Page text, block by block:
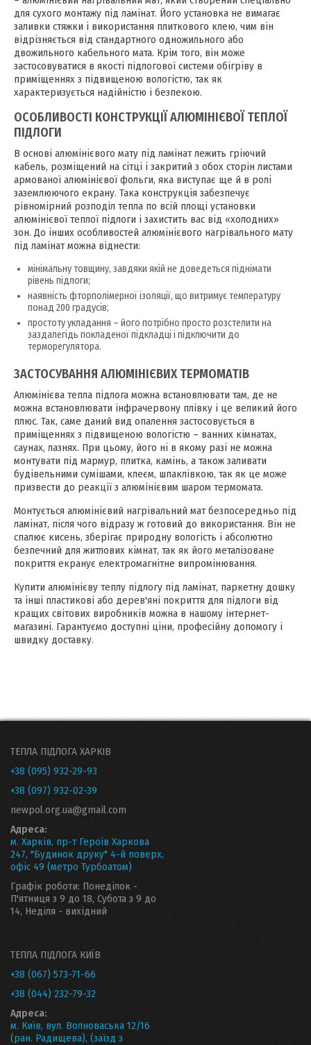
для сухого монтажу під ламінат. Його установка не вимагає
заливки стяжки і використання плиткового клею, чим він
відрізняється від стандартного одножильного або
двожильного кабельного мата. Крім того, він може
застосовуватися в якості підлогової системи обігріву в
приміщеннях з підвищеною вологістю, так як
характеризується надійністю і безпекою.
ОСОБЛИВОСТІ КОНСТРУКЦІЇ АЛЮМІНІЄВОЇ ТЕПЛОЇ
ПІДЛОГИ
В основі алюмінієвого мату під ламінат лежить гріючий
кабель, розміщений на сітці і закритий з обох сторін листами
армованої алюмінієвої фольги, яка виступає ще й в ролі
заземлюючого екрану. Така конструкція забезпечує
рівномірний розподіл тепла по всій площі установки
алюмінієвої теплої підлоги і захистить вас від «холодних»
зон. До інших особливостей алюмінієвого нагрівального мату
під ламінат можна віднести:
мінімальну товщину, завдяки якій не доведеться піднімати
рівень підлоги;
наявність фторполімерної ізоляції, що витримує температуру
понад 200 градусів;
простоту укладання – його потрібно просто розстелити на
заздалегідь покладеної підкладці і підключити до
терморегулятора.
ЗАСТОСУВАННЯ АЛЮМІНІЄВИХ ТЕРМОМАТІВ
Алюмінієва тепла підлога можна встановлювати там, де не
можна встановлювати інфрачервону плівку і це великий його
плюс. Так, саме даний вид опалення застосовується в
приміщеннях з підвищеною вологістю – ванних кімнатах,
саунах, лазнях. При цьому, його ні в якому разі не можна
монтувати під мармур, плитка, камінь, а також заливати
будівельними сумішами, клеєм, шпаклівкою, так як це може
призвести до реакції з алюмінієвим шаром термомата.
Монтується алюмінієвий нагрівальний мат безпосередньо під
ламінат, після чого відразу ж готовий до використання. Він не
спалює кисень, зберігає природну вологість і абсолютно
безпечний для житлових кімнат, так як його металізоване
покриття екранує електромагнітне випромінювання.
Купити алюмінієву теплу підлогу під ламінат, паркетну дошку
та інші пластикові або дерев'яні покриття для підлоги від
кращих світових виробників можна в нашому інтернет-
магазині. Гарантуємо доступні ціни, професійну допомогу і
швидку доставку.
ТЕПЛА ПІДЛОГА ХАРКІВ
+38 (095) 932-29-93
+38 (097) 932-02-39
newpol.org.ua@gmail.com
Адреса:
м. Харків, пр-т Героїв Харкова
247, "Будинок друку" 4-й поверх,
офіс 49 (метро Турбоатом)
Графік роботи: Понеділок -
П'ятниця з 9 до 18, Субота з 9 до
14, Неділя - вихідний
ТЕПЛА ПІДЛОГА КИЇВ
+38 (067) 573-71-66
+38 (044) 232-79-32
Адреса:
м. Київ, вул. Волноваська 12/16
(ран. Радищева), (заїзд з